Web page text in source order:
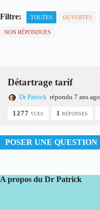
Filtre: TOUTES OUVERTES
NON RÉPONDUES
Détartrage tarif
Dr Patrick répondu 7 ans ago
1277 VUES 1 RÉPONSES
POSER UNE QUESTION
A propos du Dr Patrick